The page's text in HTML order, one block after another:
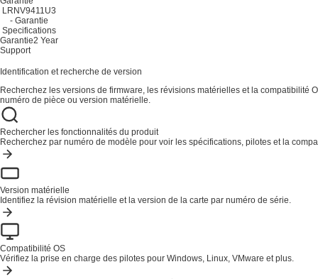
LRNV9411U3
- Garantie
Specifications
Garantie2 Year
Support
Identification et recherche de version
Recherchez les versions de firmware, les révisions matérielles et la compatibilité
numéro de pièce ou version matérielle.
Rechercher les fonctionnalités du produit
Recherchez par numéro de modèle pour voir les spécifications, pilotes et la
Version matérielle
Identifiez la révision matérielle et la version de la carte par numéro de série.
Compatibilité OS
Vérifiez la prise en charge des pilotes pour Windows, Linux, VMware et plus.